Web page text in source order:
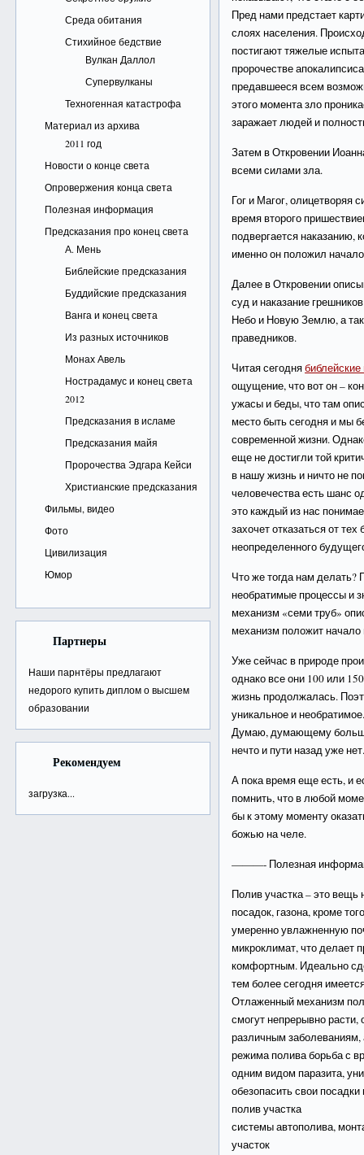
Среда обитания
Стихийное бедствие
Вулкан Даллол
Супервулканы
Техногенная катастрофа
Материал из архива
2011 год
Новости о конце света
Опровержения конца света
Полезная информация
Предсказания про конец света
А. Мень
Библейские предсказания
Буддийские предсказания
Ванга и конец света
Из разных источников
Монах Авель
Нострадамус и конец света
2012
Предсказания в исламе
Предсказания майя
Пророчества Эдгара Кейси
Христианские предсказания
Фильмы, видео
Фото
Цивилизация
Юмор
Партнеры
Наши парнтёры предлагают
недорогокупить диплом о высшем
образовании
Рекомендуем
загрузка...
Пред нами предстает
слоях населения.
постигают тяжелые
пророчестве
предавшееся всем
этого момента зло
заражает людей и
Затем в Откровении
всеми силами зла.
Гог и Магог, олицетворяя
время второго
подвергается наказанию,
именно он положил
Далее в Откровении
суд и наказание
Небо и Новую Землю, а
праведников.
Читая сегодня
ощущение, что вот он –
ужасы и беды, что там
место быть сегодня и мы
современной жизни.
еще не достигли той
в нашу жизнь и ничто не
человечества есть шанс
это каждый из нас
захочет отказаться от
неопределенного
Что же тогда нам делать?
необратимые процессы и
механизм «семи труб»
механизм положит
Уже сейчас в природе
однако все они 100 или
жизнь продолжалась.
уникальное и
Думаю, думающему
нечто и пути назад уже
А пока время еще есть, и
помнить, что в любой
бы к этому моменту
божью на челе.
———- Полезная
Полив участка – это
посадок, газона, кроме
умеренно увлажненную
микроклимат, что делает
комфортным. Идеально
тем более сегодня
Отлаженный механизм
смогут непрерывно
различным
режима полива борьба с
одним видом паразита,
обезопасить свои посадки
полив участка
системы автополива,
участок